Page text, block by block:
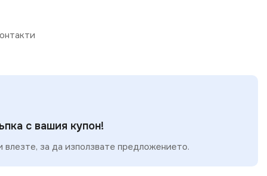
с вашия купон!
влезте, за да използвате предложението.